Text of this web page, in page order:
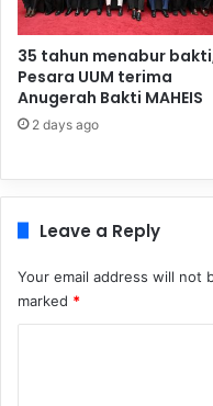
35 tahun menabur
Pesara UUM terima
Anugerah Bakti MAHEIS
2 days ago
Leave a Reply
Your email address will not
marked *